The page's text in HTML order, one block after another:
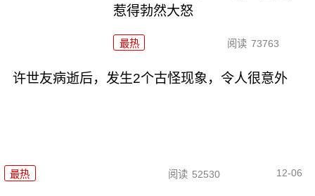
惹得勃然大怒
最热 阅读 73763
许世友病逝后，发生2个古怪现象，令人很意外
最热 阅读 52530 12-06